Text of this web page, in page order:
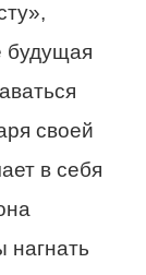
будущая
своей
в себя
нагнать